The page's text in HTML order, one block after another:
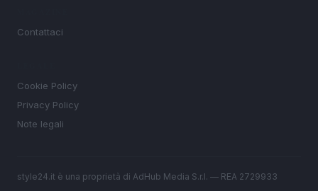
Contattaci
Cookie Policy
Privacy Policy
Note legali
style24.it è una proprietà di AdHub Media S.r.l. — REA 2729933